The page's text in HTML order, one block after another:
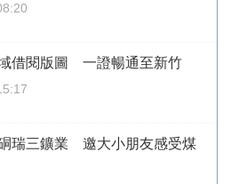
借閱版圖 一證暢通至新竹
瑞三鑛業 邀大小朋友感受煤